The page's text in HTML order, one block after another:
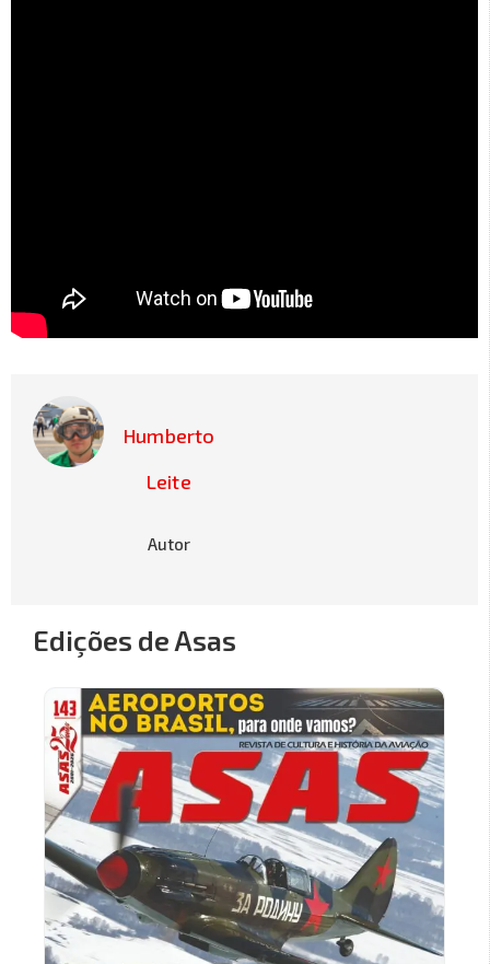
Humberto
Leite
Autor
Edições de Asas